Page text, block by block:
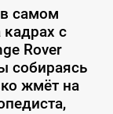
самом
с
Rover
собираясь
жмёт на